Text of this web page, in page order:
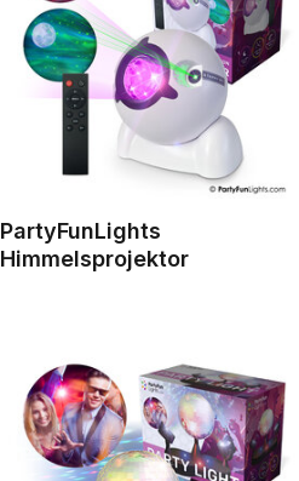
PartyFunLights
Himmelsprojektor